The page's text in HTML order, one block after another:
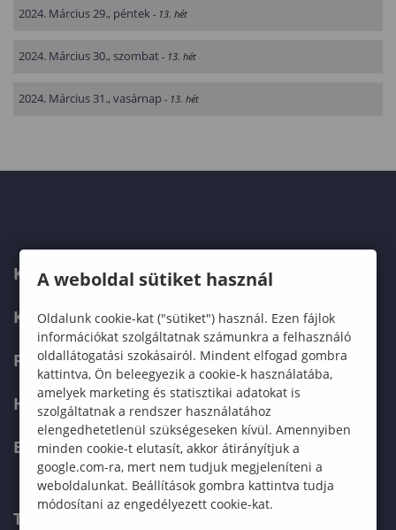
2024. Március 29., péntek - 13. hét
2024. Március 30., szombat - 13. hét
2024. Március 31., vasárnap - 13. hét
KARUNK
KÉPZÉSEK
FELVÉTELIZŐKNEK
HALLGATÓKNAK
ERASMUS+
TELEFONKÖNYV
A weboldal sütiket használ
Oldalunk cookie-kat ("sütiket") használ. Ezen fájlok
információkat szolgáltatnak számunkra a felhasználó
oldallátogatási szokásairól. Mindent elfogad gombra
kattintva, Ön beleegyezik a cookie-k használatába,
amelyek marketing és statisztikai adatokat is
szolgáltatnak a rendszer használatához
elengedhetetlenül szükségeseken kívül. Amennyiben
minden cookie-t elutasít, akkor átirányítjuk a
google.com-ra, mert nem tudjuk megjeleníteni a
weboldalunkat. Beállítások gombra kattintva tudja
módosítani az engedélyezett cookie-kat.